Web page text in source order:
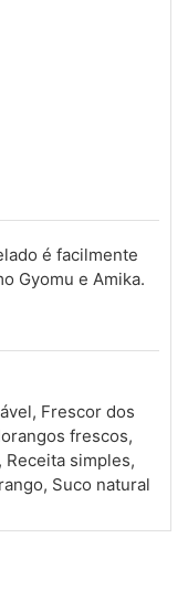
é facilmente
Gyomu e Amika.
Frescor dos
frescos,
Receita simples,
Suco natural